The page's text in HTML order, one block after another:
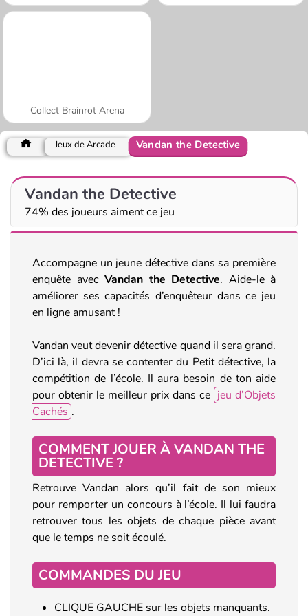
Collect Brainrot Arena
Jeux de Arcade Vandan the Detective
Vandan the Detective
74% des joueurs aiment ce jeu
Accompagne un jeune détective dans sa première
enquête avec Vandan the Detective. Aide-le à
améliorer ses capacités d’enquêteur dans ce jeu
en ligne amusant !
Vandan veut devenir détective quand il sera grand.
D’ici là, il devra se contenter du Petit détective, la
compétition de l’école. Il aura besoin de ton aide
pour obtenir le meilleur prix dans ce jeu d’Objets
Cachés .
COMMENT JOUER À VANDAN THE
DETECTIVE ?
Retrouve Vandan alors qu’il fait de son mieux
pour remporter un concours à l’école. Il lui faudra
retrouver tous les objets de chaque pièce avant
que le temps ne soit écoulé.
COMMANDES DU JEU
CLIQUE GAUCHE sur les objets manquants.